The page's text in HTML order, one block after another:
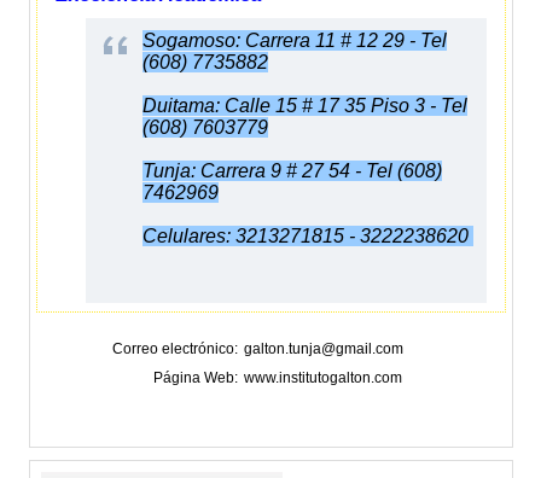
Sogamoso: Carrera 11 # 12 29 - Tel
(608) 7735882
Duitama: Calle 15 # 17 35 Piso 3 - Tel
(608) 7603779
Tunja: Carrera 9 # 27 54 - Tel (608)
7462969
Celulares: 3213271815 - 3222238620
Correo electrónico
galton.tunja@gmail.com
Página Web
www.institutogalton.com